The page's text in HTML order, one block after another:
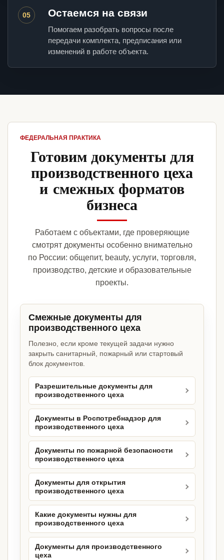
05 Остаемся на связи
Помогаем разобрать вопросы после
передачи комплекта, предписания или
изменений в работе объекта.
ФЕДЕРАЛЬНАЯ ПРАКТИКА
Готовим документы для
производственного цеха
и смежных форматов
бизнеса
Работаем с объектами, где проверяющие
смотрят документы особенно внимательно
по России: общепит, beauty, услуги, торговля,
производство, детские и образовательные
проекты.
Смежные документы для
производственного цеха
Полезно, если кроме текущей задачи нужно
закрыть санитарный, пожарный или стартовый
блок документов.
Разрешительные документы для
производственного цеха
Документы в Роспотребнадзор для
производственного цеха
Документы по пожарной безопасности
производственного цеха
Документы для открытия
производственного цеха
Какие документы нужны для
производственного цеха
Документы для производственного
цеха